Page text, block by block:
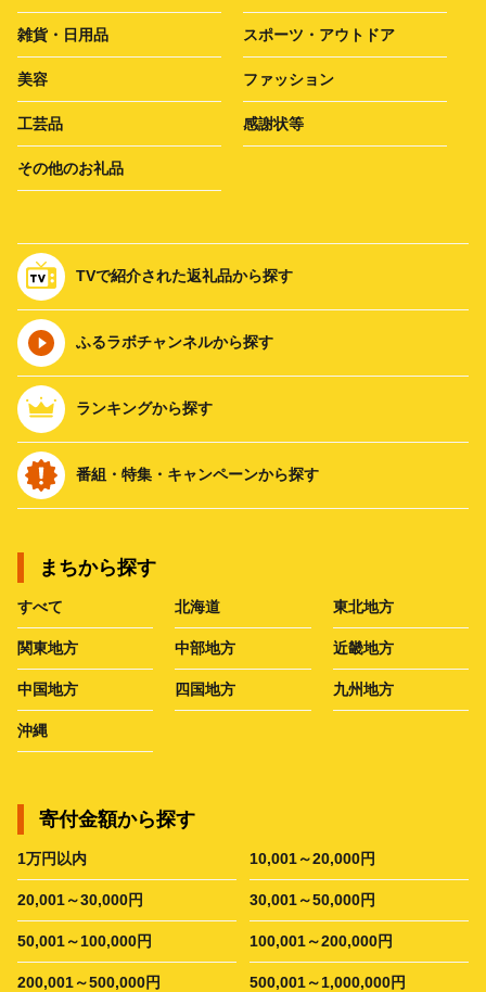
雑貨・日用品 スポーツ・アウトドア
美容 ファッション
工芸品 感謝状等
その他のお礼品
TVで紹介された返礼品から探す
ふるラボチャンネルから探す
ランキングから探す
番組・特集・キャンペーンから探す
まちから探す
すべて 北海道 東北地方
関東地方 中部地方 近畿地方
中国地方 四国地方 九州地方
沖縄
寄付金額から探す
1万円以内 10,001～20,000円
20,001～30,000円 30,001～50,000円
50,001～100,000円 100,001～200,000円
200,001～500,000円 500,001～1,000,000円